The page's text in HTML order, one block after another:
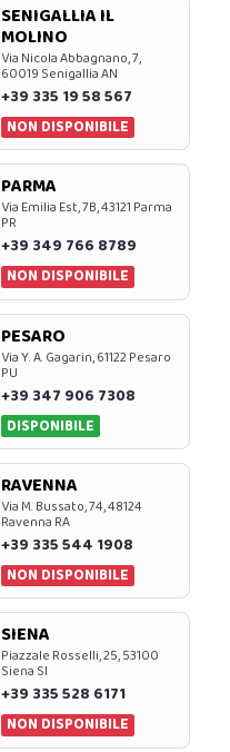
SENIGALLIA IL
MOLINO
Via Nicola Abbagnano, 7,
60019 Senigallia AN
+39 335 19 58 567
NON DISPONIBILE
PARMA
Via Emilia Est, 7B, 43121 Parma
PR
+39 349 766 8789
NON DISPONIBILE
PESARO
Via Y. A. Gagarin, 61122 Pesaro
PU
+39 347 906 7308
DISPONIBILE
RAVENNA
Via M. Bussato, 74, 48124
Ravenna RA
+39 335 544 1908
NON DISPONIBILE
SIENA
Piazzale Rosselli, 25, 53100
Siena SI
+39 335 528 6171
NON DISPONIBILE